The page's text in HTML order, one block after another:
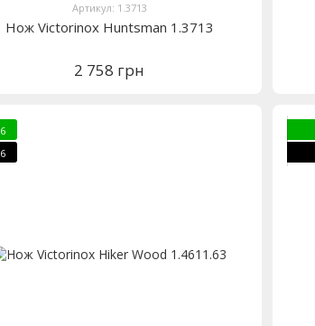
Артикул: 1.3713
Нож Victorinox Huntsman 1.3713
2 758 грн
6
6